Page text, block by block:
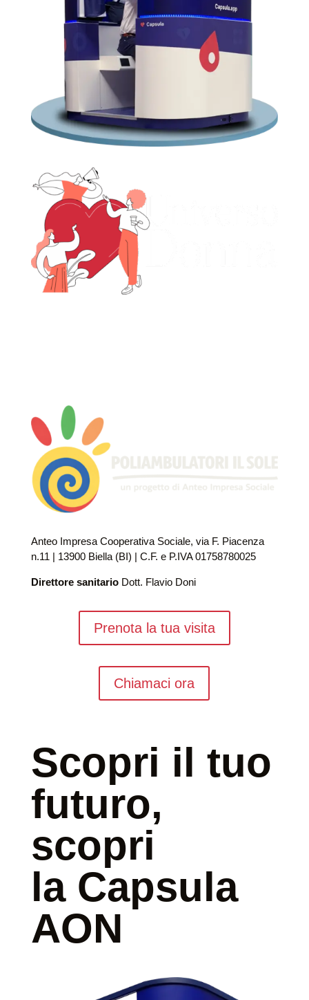
Anteo Impresa Cooperativa Sociale, via F. Piacenza
n.11 | 13900 Biella (BI) | C.F. e P.IVA 01758780025
Direttore sanitario Dott. Flavio Doni
Prenota la tua visita
Chiamaci ora
Scopri il tuo
futuro,
scopri
la Capsula
AON